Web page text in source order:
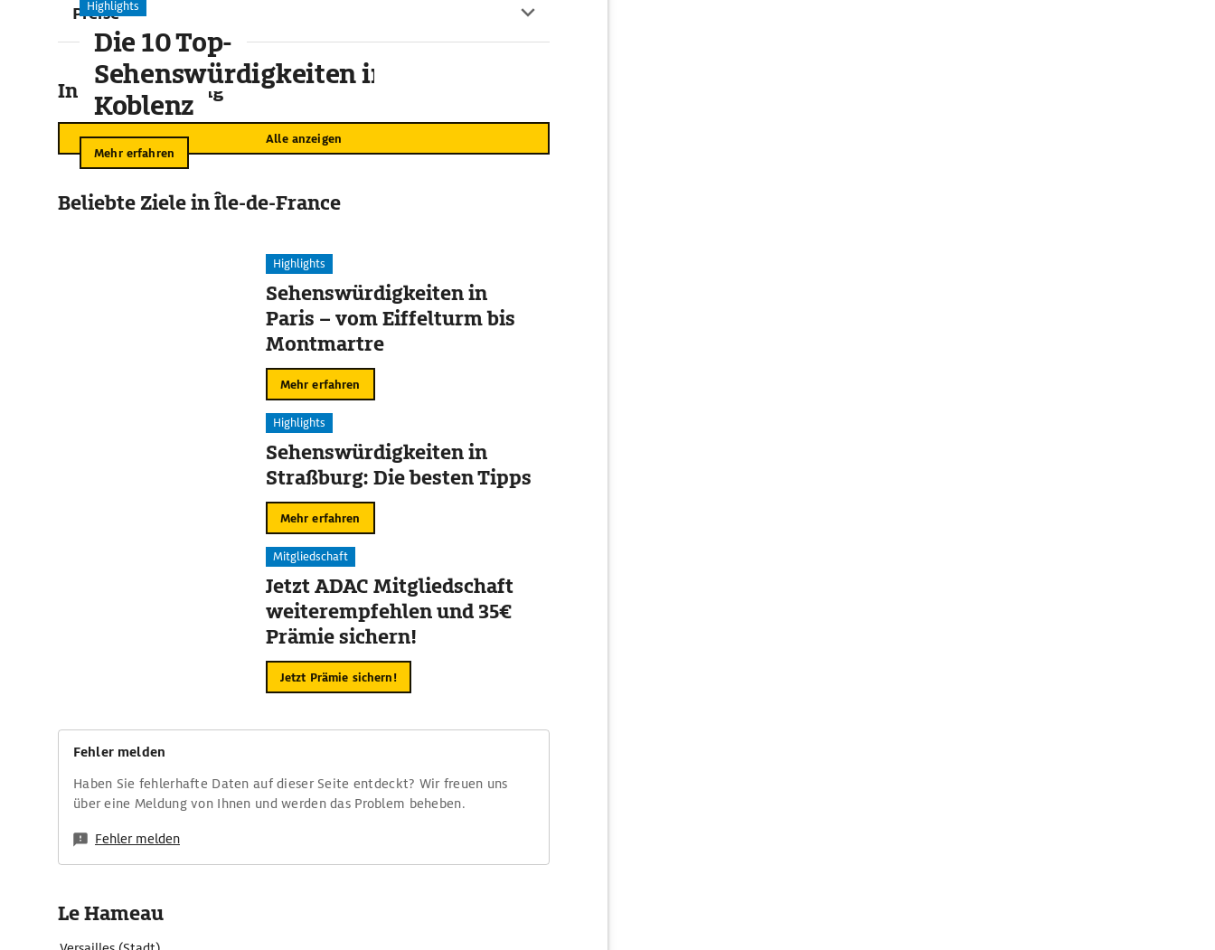
Preise
In der Umgebung
Alle anzeigen
Highlights
Die 10 Top-
Sehenswürdigkeiten in
Koblenz
Mehr erfahren
Beliebte Ziele in Île-de-France
Highlights
Sehenswürdigkeiten in
Paris – vom Eiffelturm bis
Montmartre
Mehr erfahren
Highlights
Sehenswürdigkeiten in
Straßburg: Die besten Tipps
Mehr erfahren
Mitgliedschaft
Jetzt ADAC Mitgliedschaft
weiterempfehlen und 35€
Prämie sichern!
Jetzt Prämie sichern!
Fehler melden
Haben Sie fehlerhafte Daten auf dieser Seite entdeckt? Wir freuen uns
über eine Meldung von Ihnen und werden das Problem beheben.
Fehler melden
Le Hameau